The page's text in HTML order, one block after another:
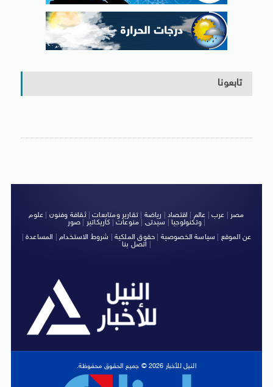
تابعونا
مصر عرب عالم اقتصاد رياضة |تقارير ومتابعات|ثقافة وفنون
علوم
وتكنولوجيا| سيدتى منوعات كاريكاتير صور
|
عن الموقع
سياسة الخصوصية حقوق الملكية شروط الاستخدام| المساعدة|
اتصل بنا
النيل للأخبار 2026 © جميع الحقوق محفوظة.